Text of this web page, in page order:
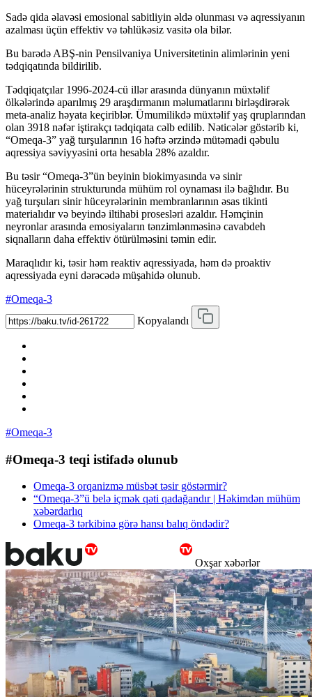
Sadə qida əlavəsi emosional sabitliyin əldə olunması və aqressiyanın
azalması üçün effektiv və təhlükəsiz vasitə ola bilər.
Bu barədə ABŞ-nin Pensilvaniya Universitetinin alimlərinin yeni
tədqiqatında bildirilib.
Tədqiqatçılar 1996-2024-cü illər arasında dünyanın müxtəlif
ölkələrində aparılmış 29 araşdırmanın məlumatlarını birləşdirərək
meta-analiz həyata keçiriblər. Ümumilikdə müxtəlif yaş qruplarından
olan 3918 nəfər iştirakçı tədqiqata cəlb edilib. Nəticələr göstərib ki,
“Omeqa-3” yağ turşularının 16 həftə ərzində mütəmadi qəbulu
aqressiya səviyyəsini orta hesabla 28% azaldır.
Bu təsir “Omeqa-3”ün beyinin biokimyasında və sinir
hüceyrələrinin strukturunda mühüm rol oynaması ilə bağlıdır. Bu
yağ turşuları sinir hüceyrələrinin membranlarının əsas tikinti
materialıdır və beyində iltihabi prosesləri azaldır. Həmçinin
neyronlar arasında emosiyaların tənzimlənməsinə cavabdeh
siqnalların daha effektiv ötürülməsini təmin edir.
Maraqlıdır ki, təsir həm reaktiv aqressiyada, həm də proaktiv
aqressiyada eyni dərəcədə müşahidə olunub.
#Omeqa-3
Kopyalandı
#Omeqa-3
#Omeqa-3 teqi istifadə olunub
Omeqa-3 orqanizmə müsbət təsir göstərmir?
“Omeqa-3”ü belə içmək qəti qadağandır | Həkimdən mühüm
xəbərdarlıq
Omeqa-3 tərkibinə görə hansı balıq öndədir?
Oxşar xəbərlər